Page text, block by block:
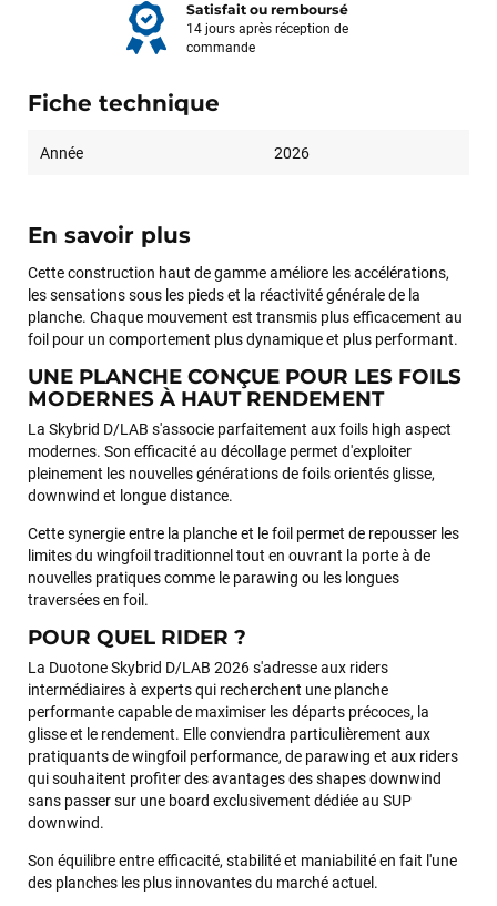
Satisfait ou remboursé
14 jours après réception de
commande
Fiche technique
Année 2026
En savoir plus
Cette construction haut de gamme améliore les accélérations,
les sensations sous les pieds et la réactivité générale de la
planche. Chaque mouvement est transmis plus efficacement au
foil pour un comportement plus dynamique et plus performant.
UNE PLANCHE CONÇUE POUR LES FOILS
MODERNES À HAUT RENDEMENT
La Skybrid D/LAB s'associe parfaitement aux foils high aspect
modernes. Son efficacité au décollage permet d'exploiter
pleinement les nouvelles générations de foils orientés glisse,
downwind et longue distance.
Cette synergie entre la planche et le foil permet de repousser les
limites du wingfoil traditionnel tout en ouvrant la porte à de
nouvelles pratiques comme le parawing ou les longues
traversées en foil.
POUR QUEL RIDER ?
La Duotone Skybrid D/LAB 2026 s'adresse aux riders
intermédiaires à experts qui recherchent une planche
performante capable de maximiser les départs précoces, la
glisse et le rendement. Elle conviendra particulièrement aux
pratiquants de wingfoil performance, de parawing et aux riders
qui souhaitent profiter des avantages des shapes downwind
sans passer sur une board exclusivement dédiée au SUP
downwind.
Son équilibre entre efficacité, stabilité et maniabilité en fait l'une
des planches les plus innovantes du marché actuel.
François
commande validée, le magasin m’a appelé pour confirmer
avec moi les caractéristiques des équipements, me conseiller